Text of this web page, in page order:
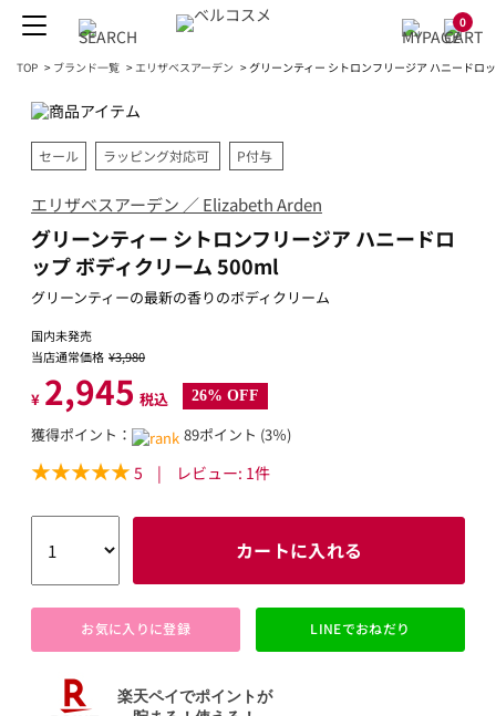
0
TOP > ブランド一覧 > エリザベスアーデン >グリーンティー シトロンフリージア ハニードロ
セール ラッピング対応可 P付与
エリザベスアーデン ／ Elizabeth Arden
グリーンティー シトロンフリージア ハニードロ
ップ ボディクリーム 500ml
グリーンティーの最新の香りのボディクリーム
国内未発売
当店通常価格 ¥3,980
¥ 2,945 税込 26% OFF
獲得ポイント： 89ポイント (3％)
5 | レビュー: 1件
カートに入れる
お気に入りに登録 LINEでおねだり